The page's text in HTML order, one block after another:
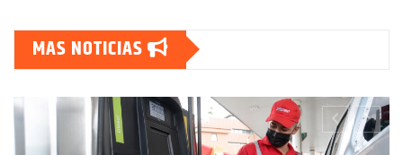
MAS NOTICIAS